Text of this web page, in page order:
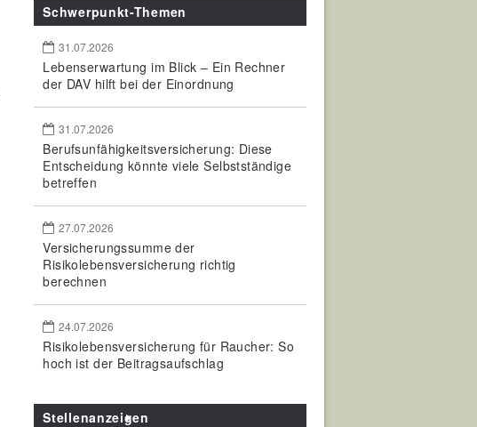
Schwerpunkt-Themen
31.07.2026
Lebenserwartung im Blick – Ein Rechner
der DAV hilft bei der Einordnung
31.07.2026
Berufsunfähigkeitsversicherung: Diese
Entscheidung könnte viele Selbstständige
betreffen
27.07.2026
Versicherungssumme der
Risikolebensversicherung richtig
berechnen
24.07.2026
Risikolebensversicherung für Raucher: So
hoch ist der Beitragsaufschlag
Stellenanzeigen